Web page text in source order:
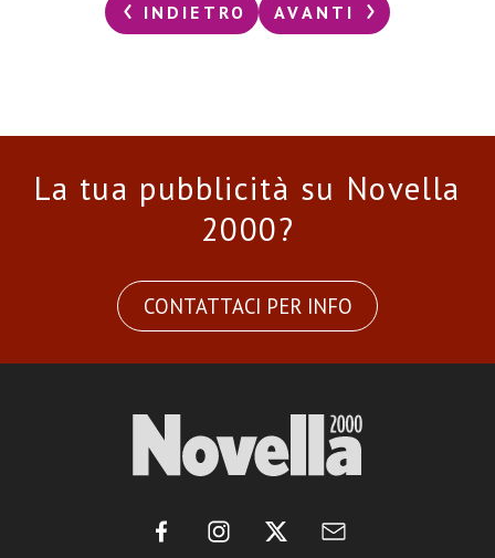
INDIETRO AVANTI
La tua pubblicità su Novella
2000?
CONTATTACI PER INFO